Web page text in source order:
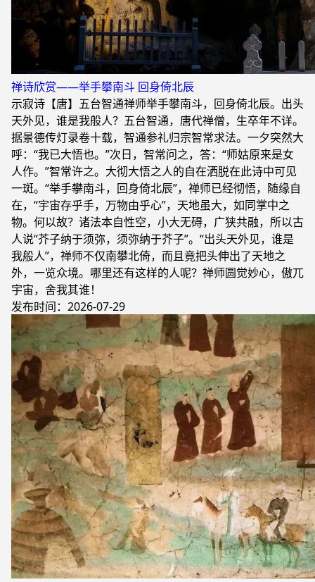
禅诗欣赏——举手攀南斗 回身倚北辰
示寂诗【唐】五台智通禅师举手攀南斗，回身倚北辰。出头
天外见，谁是我般人？五台智通，唐代禅僧，生卒年不详。
据景德传灯录卷十载，智通参礼归宗智常求法。一夕突然大
呼：“我已大悟也。”次日，智常问之，答：“师姑原来是女
人作。”智常许之。大彻大悟之人的自在洒脱在此诗中可见
一斑。“举手攀南斗，回身倚北辰”，禅师已经彻悟，随缘自
在，“宇宙存乎手，万物由乎心”，天地虽大，如同掌中之
物。何以故？诸法本自性空，小大无碍，广狭共融，所以古
人说“芥子纳于须弥，须弥纳于芥子”。“出头天外见，谁是
我般人”，禅师不仅南攀北倚，而且竟把头伸出了天地之
外，一览众境。哪里还有这样的人呢？禅师圆觉妙心，傲兀
宇宙，舍我其谁！
发布时间：2026-07-29